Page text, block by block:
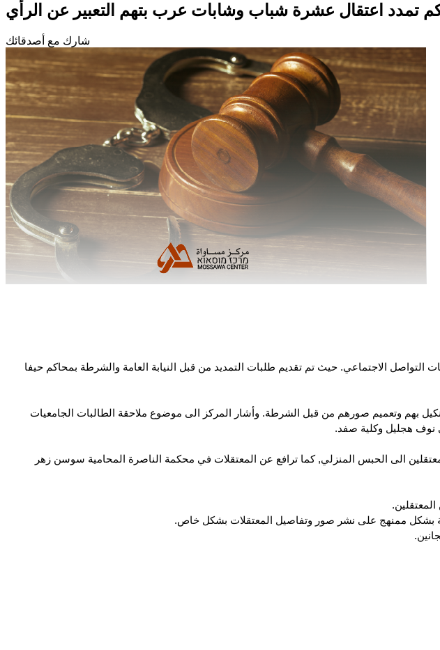
شارك مع أصدقائك
تتعلق بمنشورات على شبكات التواصل الاجتماعي. حيث تم تقديم طلبات التمديد من قبل النيابة العامة والشرطة بمحاكم حيفا
بهم وتعميم صورهم من قبل الشرطة. وأشار المركز الى موضوع ملاحقة الطالبات الجامعيات
نوف هجليل وكلية صفد.
الى الحبس المنزلي, كما ترافع عن المعتقلات في محكمة الناصرة المحامية سوسن زهر
بشكل ممنهج على نشر صور وتفاصيل المعتقلات بشكل خاص.